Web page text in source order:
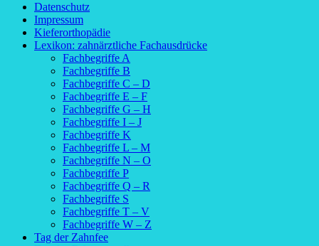
Datenschutz
Impressum
Kieferorthopädie
Lexikon: zahnärztliche Fachausdrücke
Fachbegriffe A
Fachbegriffe B
Fachbegriffe C – D
Fachbegriffe E – F
Fachbegriffe G – H
Fachbegriffe I – J
Fachbegriffe K
Fachbegriffe L – M
Fachbegriffe N – O
Fachbegriffe P
Fachbegriffe Q – R
Fachbegriffe S
Fachbegriffe T – V
Fachbegriffe W – Z
Tag der Zahnfee